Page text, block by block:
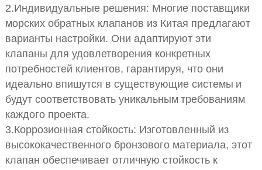
2.Индивидуальные решения: Многие поставщики
морских обратных клапанов из Китая предлагают
варианты настройки. Они адаптируют эти
клапаны для удовлетворения конкретных
потребностей клиентов, гарантируя, что они
идеально впишутся в существующие системы и
будут соответствовать уникальным требованиям
каждого проекта.
3.Коррозионная стойкость: Изготовленный из
высококачественного бронзового материала, этот
клапан обеспечивает отличную стойкость к